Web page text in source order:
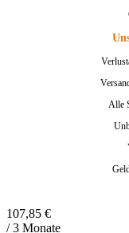
Alle
107,85 €
/ 3 Monate